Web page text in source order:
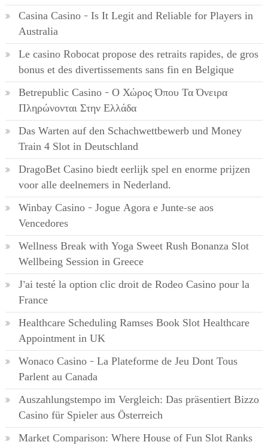
Casina Casino – Is It Legit and Reliable for Players in
Australia
Le casino Robocat propose des retraits rapides, de gros
bonus et des divertissements sans fin en Belgique
Betrepublic Casino – Ο Χώρος Όπου Τα Όνειρα
Πληρώνονται Στην Ελλάδα
Das Warten auf den Schachwettbewerb und Money
Train 4 Slot in Deutschland
DragoBet Casino biedt eerlijk spel en enorme prijzen
voor alle deelnemers in Nederland.
Winbay Casino – Jogue Agora e Junte-se aos
Vencedores
Wellness Break with Yoga Sweet Rush Bonanza Slot
Wellbeing Session in Greece
J’ai testé la option clic droit de Rodeo Casino pour la
France
Healthcare Scheduling Ramses Book Slot Healthcare
Appointment in UK
Wonaco Casino – La Plateforme de Jeu Dont Tous
Parlent au Canada
Auszahlungstempo im Vergleich: Das präsentiert Bizzo
Casino für Spieler aus Österreich
Market Comparison: Where House of Fun Slot Ranks